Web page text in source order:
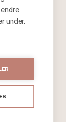
under.